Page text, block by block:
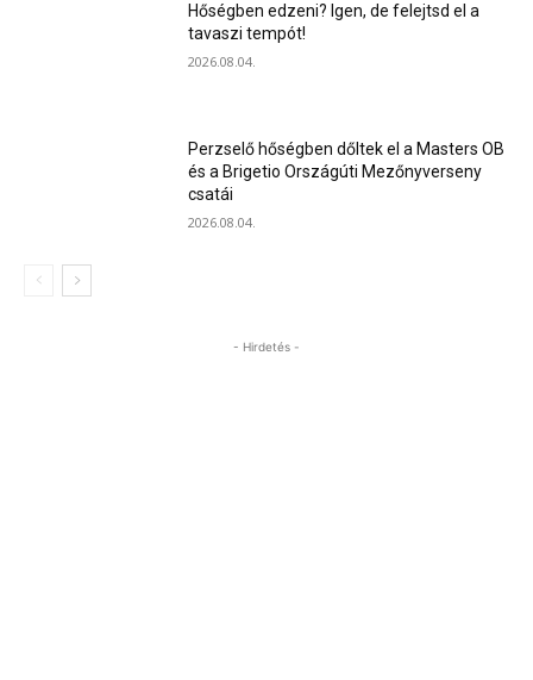
Hőségben edzeni? Igen, de felejtsd el a
tavaszi tempót!
2026.08.04.
Perzselő hőségben dőltek el a Masters OB
és a Brigetio Országúti Mezőnyverseny
csatái
2026.08.04.
- Hirdetés -